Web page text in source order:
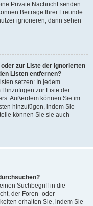
Private Nachricht senden.
Beiträge Ihrer Freunde
ignorieren, dann sehen
zur Liste der ignorierten
Listen entfernen?
setzen: In jedem
zur Liste der
Außerdem können Sie im
hinzufügen, indem Sie
können Sie sie auch
Suchbegriff in die
der Foren- oder
erhalten Sie, indem Sie